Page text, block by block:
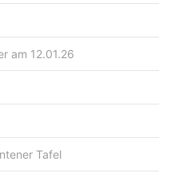
am 12.01.26
Tafel